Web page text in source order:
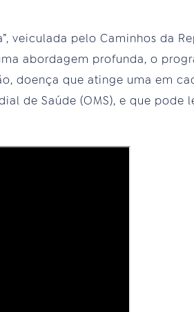
veiculada pelo Caminhos da
abordagem profunda, o
doença que atinge uma em
de Saúde (OMS), e que pode